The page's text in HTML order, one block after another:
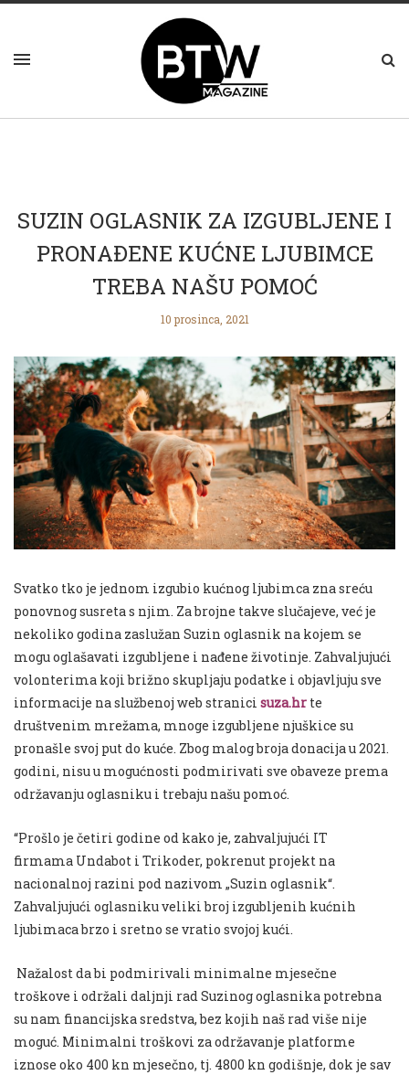
SUZIN OGLASNIK ZA IZGUBLJENE I
PRONAĐENE KUĆNE LJUBIMCE
TREBA NAŠU POMOĆ
10 prosinca, 2021
Svatko tko je jednom izgubio kućnog ljubimca zna sreću
ponovnog susreta s njim. Za brojne takve slučajeve, već je
nekoliko godina zaslužan Suzin oglasnik na kojem se
mogu oglašavati izgubljene i nađene životinje. Zahvaljujući
volonterima koji brižno skupljaju podatke i objavljuju sve
informacije na službenoj web stranici suza.hr te
društvenim mrežama, mnoge izgubljene njuškice su
pronašle svoj put do kuće. Zbog malog broja donacija u 2021.
godini, nisu u mogućnosti podmirivati sve obaveze prema
održavanju oglasniku i trebaju našu pomoć.
“Prošlo je četiri godine od kako je, zahvaljujući IT
firmama Undabot i Trikoder, pokrenut projekt na
nacionalnoj razini pod nazivom „Suzin oglasnik“.
Zahvaljujući oglasniku veliki broj izgubljenih kućnih
ljubimaca brzo i sretno se vratio svojoj kući.
Nažalost da bi podmirivali minimalne mjesečne
troškove i održali daljnji rad Suzinog oglasnika potrebna
su nam financijska sredstva, bez kojih naš rad više nije
moguć. Minimalni troškovi za održavanje platforme
iznose oko 400 kn mjesečno, tj. 4800 kn godišnje, dok je sav